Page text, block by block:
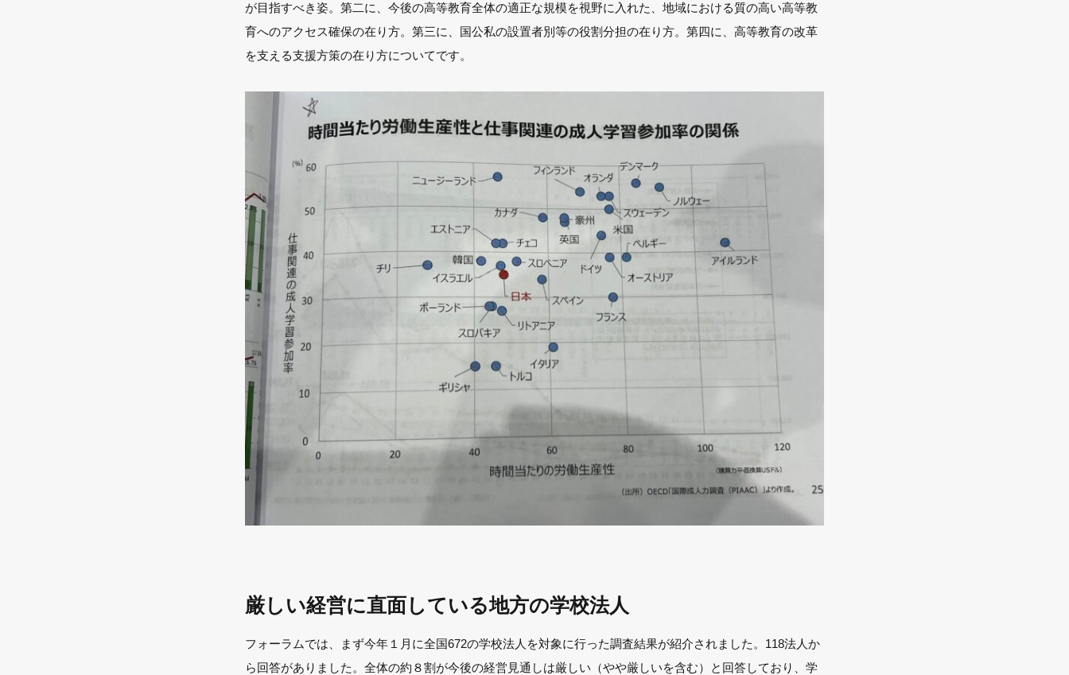
が目指すべき姿。第二に、今後の高等教育全体の適正な規模を視野に入れた、地域における質の高い高等教
育へのアクセス確保の在り方。第三に、国公私の設置者別等の役割分担の在り方。第四に、高等教育の改革
を支える支援方策の在り方についてです。
厳しい経営に直面している地方の学校法人
フォーラムでは、まず今年１月に全国672の学校法人を対象に行った調査結果が紹介されました。118法人か
ら回答がありました。全体の約８割が今後の経営見通しは厳しい（やや厳しいを含む）と回答しており、学